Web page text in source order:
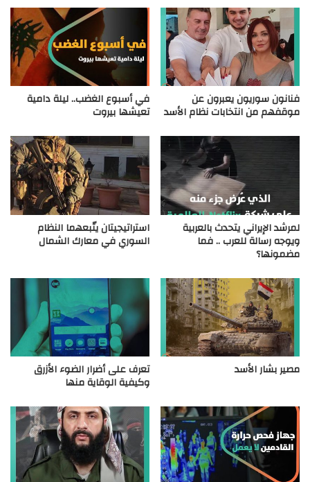
فنانون سوريون يعبرون عن
موقفهم من انتخابات نظام الأسد
في أسبوع الغضب.. ليلة دامية
تعيشها بيروت
لمرشد الإيراني يتحدث بالعربية
ويوجه رسالة للعرب .. فما
مضمونها؟
استراتيجيتان يتّبعهما النظام
السوري في معارك الشمال
مصير بشار الأسد تعرف على أضرار الضوء الأزرق
وكيفية الوقاية منها